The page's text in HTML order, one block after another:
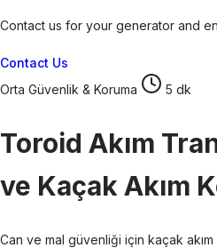
Contact us for your generator and
Contact Us
Orta Güvenlik & Koruma 5 dk
Toroid Akım
ve Kaçak Akım
Can ve mal güvenliği için kaçak